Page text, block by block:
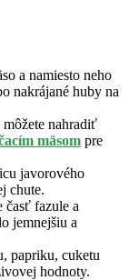
a namiesto neho
nakrájané huby na
nahradiť
mäsom pre
javorového
chute.
časť fazule a
jemnejšiu a
papriku, cuketu
hodnoty.